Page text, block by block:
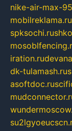
nike-air-max-
mobilreklama.ru
spksochi.ru
iration.ru
dk-tulamash.ru
asoftdoc.ru